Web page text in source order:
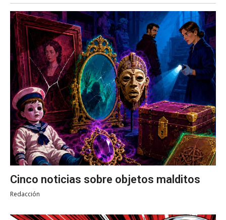
Cinco noticias sobre objetos malditos
Redacción